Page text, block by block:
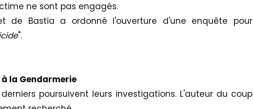
ne sont pas engagés.
de Bastia a ordonné l'ouverture d'une enquête pour
".
la Gendarmerie
poursuivent leurs investigations. L'auteur du coup